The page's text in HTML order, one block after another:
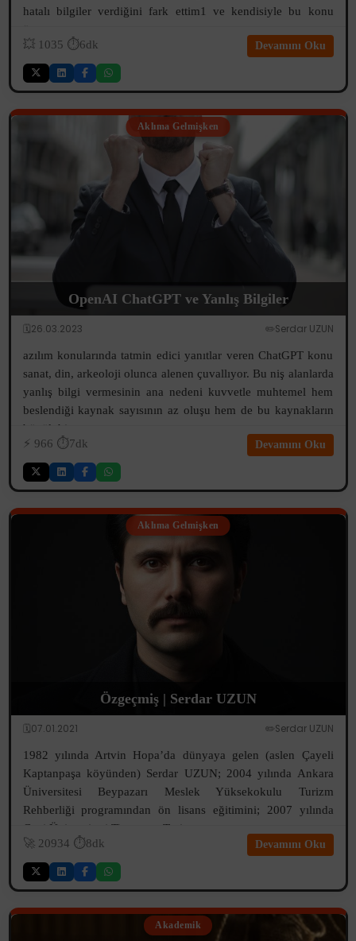
hatalı bilgiler verdiğini fark ettim1 ve kendisiyle bu konu
💥 1035 ⏱️6dk Devamını Oku
Aklıma Gelmişken
OpenAI ChatGPT ve Yanlış Bilgiler
🗓️26.03.2023 ✏️Serdar UZUN
azılım konularında tatmin edici yanıtlar veren ChatGPT konu
sanat, din, arkeoloji olunca alenen çuvallıyor. Bu niş alanlarda
yanlış bilgi vermesinin ana nedeni kuvvetle muhtemel hem
beslendiği kaynak sayısının az oluşu hem de bu kaynakların
büyük bir...
⚡️ 966 ⏱️7dk Devamını Oku
Aklıma Gelmişken
Özgeçmiş | Serdar UZUN
🗓️07.01.2021 ✏️Serdar UZUN
1982 yılında Artvin Hopa’da dünyaya gelen (aslen Çayeli
Kaptanpaşa köyünden) Serdar UZUN; 2004 yılında Ankara
Üniversitesi Beypazarı Meslek Yüksekokulu Turizm
Rehberliği programından ön lisans eğitimini; 2007 yılında
Gazi Üniversitesi Ticaret ve Turi...
🚀 20934 ⏱️8dk Devamını Oku
Akademik